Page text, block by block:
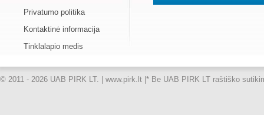
Privatumo politika
Kontaktinė informacija
Tinklalapio medis
© 2011 - 2026 UAB PIRK LT. | www.pirk.lt | * Be UAB PIRK LT raštiško